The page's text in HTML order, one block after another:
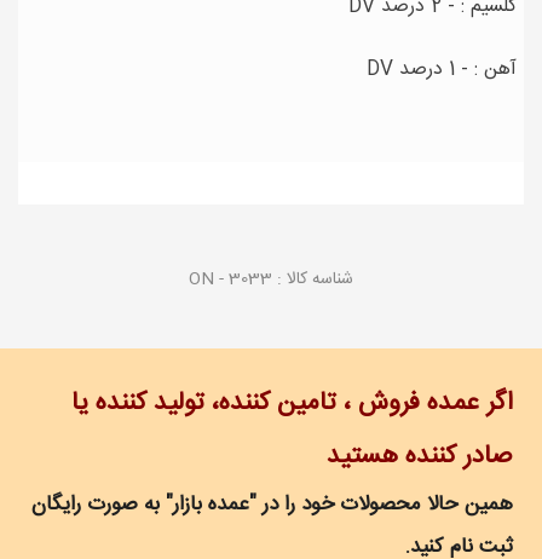
آهن : - 1 درصد DV
شناسه کالا : ON - 3033
اگر عمده فروش ، تامین کننده، تولید کننده یا
صادر کننده هستید
همین حالا محصولات خود را در "عمده بازار" به صورت رایگان
ثبت نام کنید.